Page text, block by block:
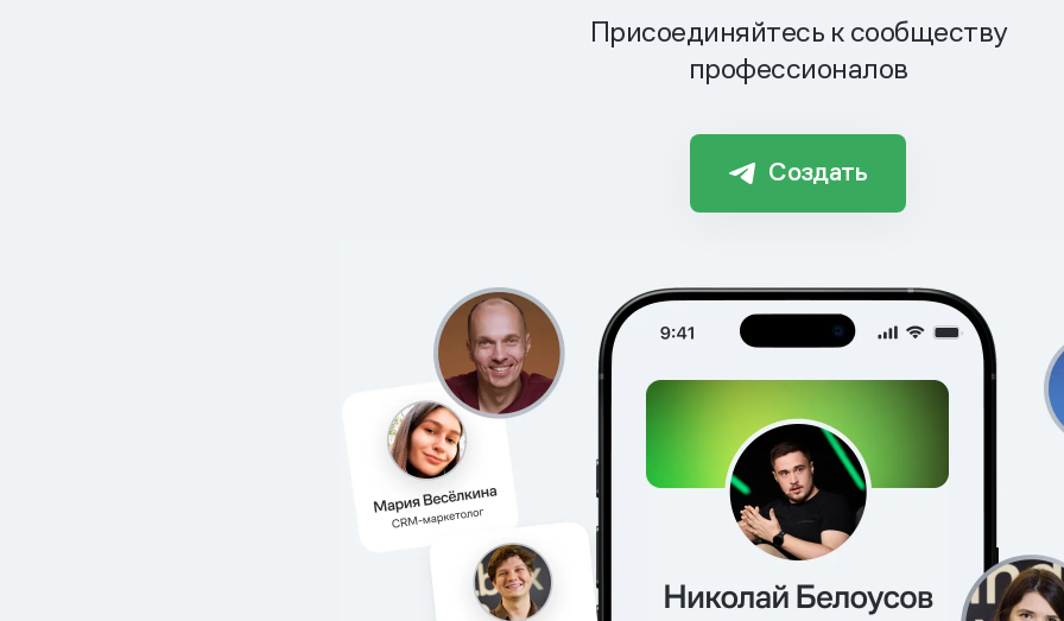
Присоединяйтесь к сообществу
профессионалов
Создать